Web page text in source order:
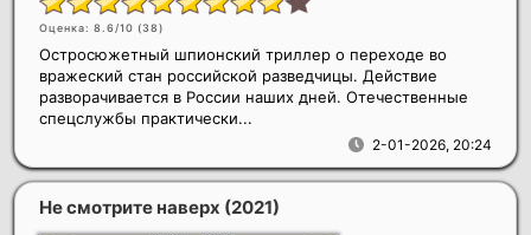
Оценка: 8.6/10 (38)
2-01-2026, 20:24
Остросюжетный шпионский триллер о переходе во
вражеский стан российской разведчицы. Действие
разворачивается в России наших дней. Отечественные
спецслужбы практически...
Не смотрите наверх (2021)